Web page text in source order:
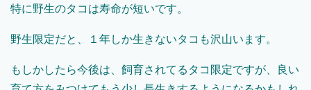
特に野生のタコは寿命が短いです。
野生限定だと、１年しか生きないタコも沢山います。
もしかしたら今後は、飼育されてるタコ限定ですが、良い